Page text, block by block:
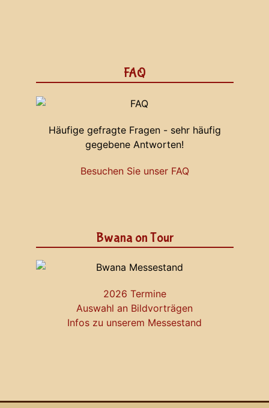
FAQ
Häufige gefragte Fragen - sehr häufig
gegebene Antworten!
Besuchen Sie unser FAQ
Bwana on Tour
2026 Termine
Auswahl an Bildvorträgen
Infos zu unserem Messestand